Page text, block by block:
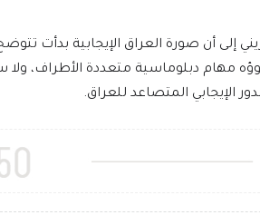
إلى أن صورة العراق الإيجابية بدأت
الإيجابي المتصاعد للعراق.